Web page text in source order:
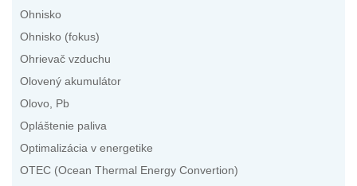
Ohnisko
Ohnisko (fokus)
Ohrievač vzduchu
Olovený akumulátor
Olovo, Pb
Opláštenie paliva
Optimalizácia v energetike
OTEC (Ocean Thermal Energy Convertion)